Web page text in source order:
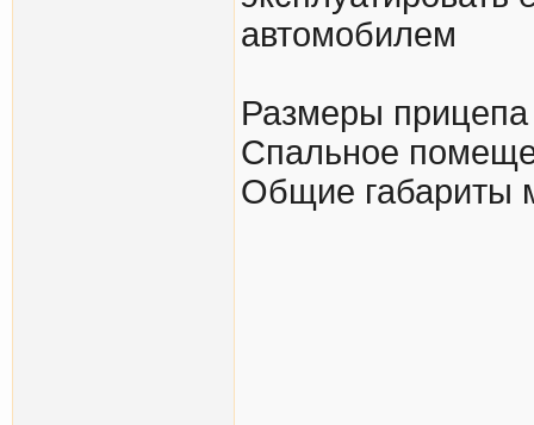
автомобилем
Размеры прицепа
Cпальное
Общие габариты